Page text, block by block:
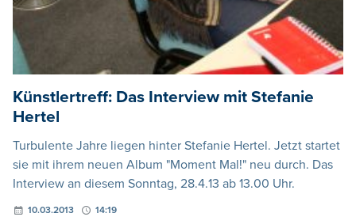
Künstlertreff: Das Interview mit Stefanie
Hertel
Turbulente Jahre liegen hinter Stefanie Hertel. Jetzt startet
sie mit ihrem neuen Album "Moment Mal!" neu durch. Das
Interview an diesem Sonntag, 28.4.13 ab 13.00 Uhr.
10.03.2013 14:19